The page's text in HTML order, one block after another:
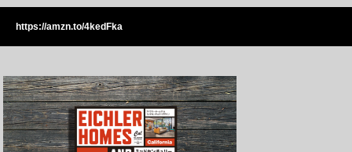
https://amzn.to/4kedFka